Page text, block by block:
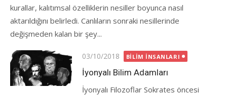
kurallar, kalıtımsal özelliklerin nesiller boyunca nasıl
aktarıldığını belirledi. Canlıların sonraki nesillerinde
değişmeden kalan bir şey...
Posted
on
03/10/2018 BILIM İNSANLARI
İyonyalı Bilim Adamları
İyonyalı Filozoflar Sokrates öncesi